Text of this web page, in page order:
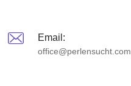
Email:
office@perlensucht.com